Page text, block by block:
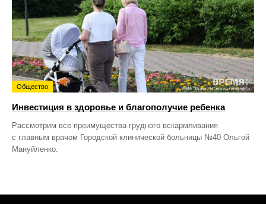
Общество
Инвестиция в здоровье и благополучие ребенка
Рассмотрим все преимущества грудного вскармливания
с главным врачом Городской клинической больницы №40 Ольгой
Мануйленко.